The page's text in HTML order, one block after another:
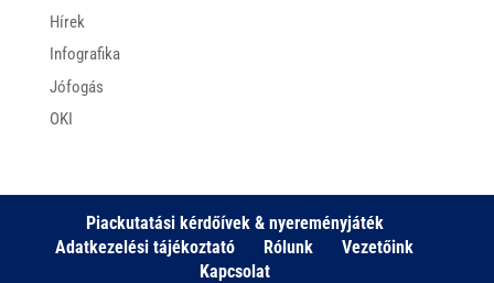
Hírek
Infografika
Jófogás
OKI
Piackutatási kérdőívek & nyereményjáték
Adatkezelési tájékoztató
Rólunk
Vezetőink
Kapcsolat